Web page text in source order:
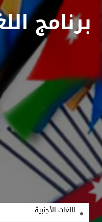
برنامج
اللغات الأجنبية